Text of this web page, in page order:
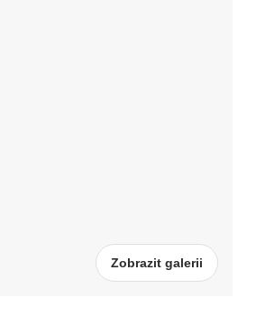
Zobrazit galerii